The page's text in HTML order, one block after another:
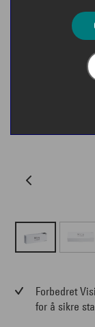
Forbedret
for å sikre